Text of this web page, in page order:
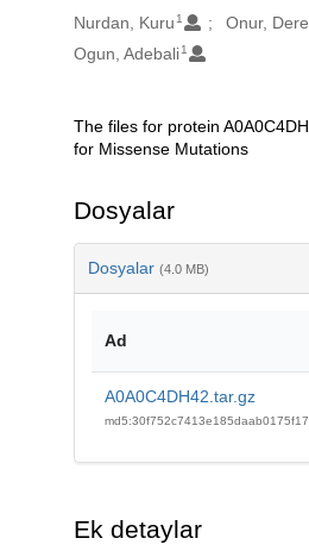
Oluşturanlar
Nurdan, Kuru 1 Onur,
Ogun, Adebali 1
Açıklama
The files for protein
for Missense Mutations
Dosyalar
Dosyalar (4.0 MB)
Ad
A0A0C4DH42.tar.gz
Ek detaylar